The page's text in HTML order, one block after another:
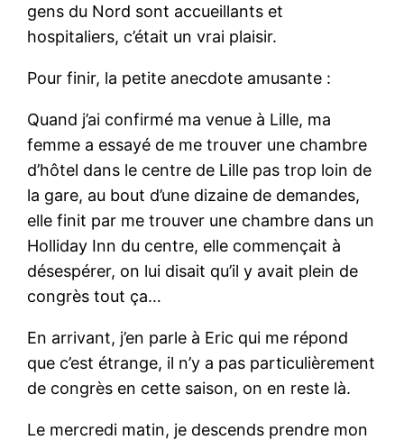
gens du Nord sont accueillants et
hospitaliers, c’était un vrai plaisir.
Pour finir, la petite anecdote amusante :
Quand j’ai confirmé ma venue à Lille, ma
femme a essayé de me trouver une chambre
d’hôtel dans le centre de Lille pas trop loin de
la gare, au bout d’une dizaine de demandes,
elle finit par me trouver une chambre dans un
Holliday Inn du centre, elle commençait à
désespérer, on lui disait qu’il y avait plein de
congrès tout ça…
En arrivant, j’en parle à Eric qui me répond
que c’est étrange, il n’y a pas particulièrement
de congrès en cette saison, on en reste là.
Le mercredi matin, je descends prendre mon